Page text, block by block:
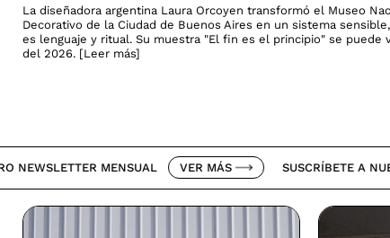
La diseñadora argentina Laura Orcoyen transformó el Museo
Decorativo de la Ciudad de Buenos Aires en un sistema
es lenguaje y ritual. Su muestra "El fin es el principio" se puede
del 2026. [Leer más]
MENSUAL VER MÁS SUSCRÍBETE A NUESTRO